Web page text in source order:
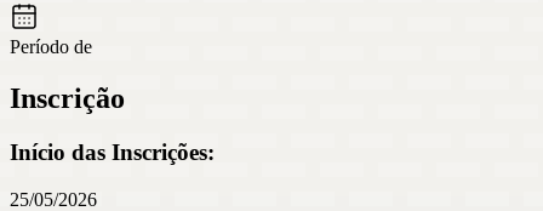
Período de
Inscrição
Início das Inscrições:
25/05/2026